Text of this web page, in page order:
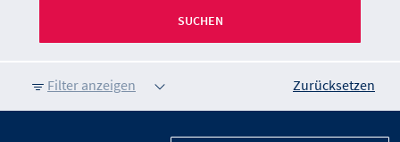
SUCHEN
Filter anzeigen Zurücksetzen